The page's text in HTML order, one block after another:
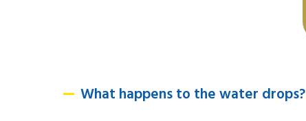
What happens to the water drops?